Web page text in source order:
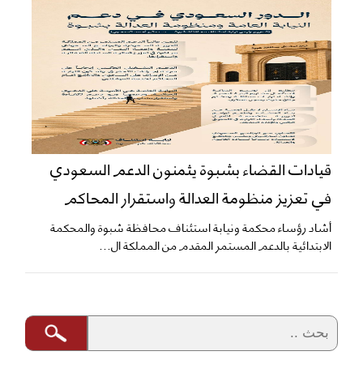
قيادات القضاء بشبوة يثمنون الدعم السعودي
في تعزيز منظومة العدالة واستقرار المحاكم
​أشاد رؤساء محكمة ونيابة استئناف محافظة شبوة والمحكمة
الابتدائية بالدعم المستمر المقدم من المملكة ال...